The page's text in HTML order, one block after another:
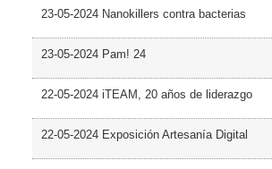
23-05-2024 Nanokillers contra bacterias
23-05-2024 Pam! 24
22-05-2024 iTEAM, 20 años de liderazgo
22-05-2024 Exposición Artesanía Digital